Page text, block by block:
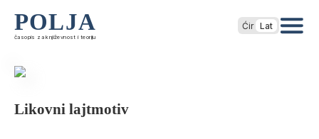
POLJA
časopis za književnost i teoriju
Ćir Lat
Likovni lajtmotiv